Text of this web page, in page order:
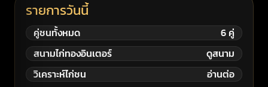
รายการวันนี้
คู่ชนทั้งหมด
6 คู่
สนามไก่ทองอินเตอร์
ดูสนาม
วิเคราะห์ไก่ชน
อ่านต่อ